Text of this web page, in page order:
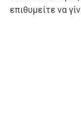
επιθυμείτε να